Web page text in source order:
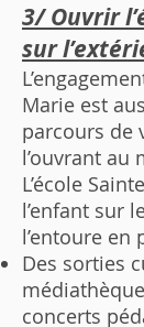
3/ Ouvrir
sur
Marie est
parcours de
l’ouvrant au
L’école
l’enfant sur
l’entoure en
Des sorties
concerts